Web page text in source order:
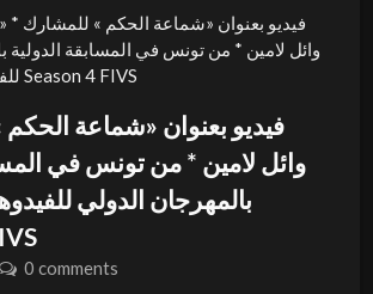
» فيديو بعنوان «شماعة الحكم » للمشارك *
وائل لامين * من تونس في المسابقة الدولية
للفيدوهات التوعوية Season 4 FIVS
فيديو بعنوان «شماعة
وائل لامين * من تونس في
بالمهرجان الدولي
0 comments